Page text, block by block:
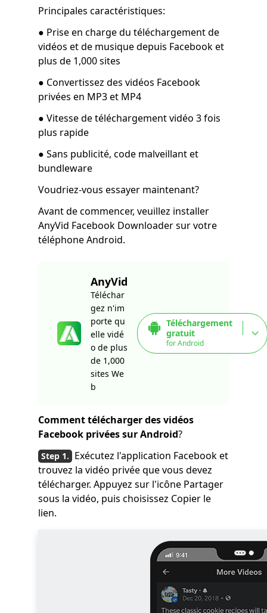
Principales caractéristiques:
● Prise en charge du téléchargement de
vidéos et de musique depuis Facebook et
plus de 1,000 sites
● Convertissez des vidéos Facebook
privées en MP3 et MP4
● Vitesse de téléchargement vidéo 3 fois
plus rapide
● Sans publicité, code malveillant et
bundleware
Voudriez-vous essayer maintenant?
Avant de commencer, veuillez installer
AnyVid Facebook Downloader sur votre
téléphone Android.
AnyVid
Téléchar
gez n'im
porte qu
elle vidé
o de plus
de 1,000
sites We
b
Téléchargement
gratuit
for Android
Comment télécharger des vidéos
Facebook privées sur Android?
Exécutez l'application Facebook et
trouvez la vidéo privée que vous devez
télécharger. Appuyez sur l'icône Partager
sous la vidéo, puis choisissez Copier le
lien.